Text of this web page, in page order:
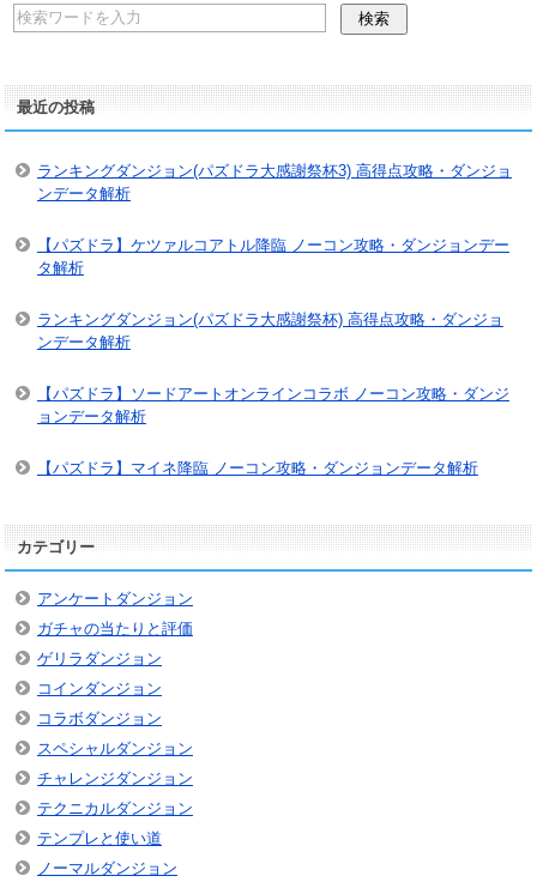
最近の投稿
ランキングダンジョン(パズドラ大感謝祭杯3) 高得点攻略・ダンジョ
ンデータ解析
【パズドラ】ケツァルコアトル降臨 ノーコン攻略・ダンジョンデー
タ解析
ランキングダンジョン(パズドラ大感謝祭杯) 高得点攻略・ダンジョ
ンデータ解析
【パズドラ】ソードアートオンラインコラボ ノーコン攻略・ダンジ
ョンデータ解析
【パズドラ】マイネ降臨 ノーコン攻略・ダンジョンデータ解析
カテゴリー
アンケートダンジョン
ガチャの当たりと評価
ゲリラダンジョン
コインダンジョン
コラボダンジョン
スペシャルダンジョン
チャレンジダンジョン
テクニカルダンジョン
テンプレと使い道
ノーマルダンジョン